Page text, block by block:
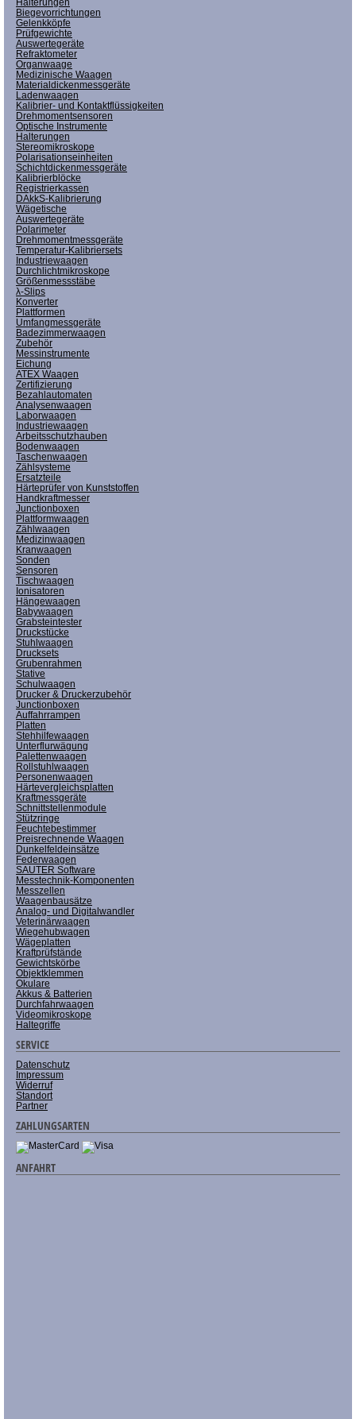
Biegevorrichtungen
Gelenkköpfe
Prüfgewichte
Auswertegeräte
Refraktometer
Organwaage
Medizinische Waagen
Materialdickenmessgeräte
Ladenwaagen
Kalibrier- und Kontaktflüssigkeiten
Drehmomentsensoren
Optische Instrumente
Halterungen
Stereomikroskope
Polarisationseinheiten
Schichtdickenmessgeräte
Kalibrierblöcke
Registrierkassen
DAkkS-Kalibrierung
Wägetische
Auswertegeräte
Polarimeter
Drehmomentmessgeräte
Temperatur-Kalibriersets
Industriewaagen
Durchlichtmikroskope
Größenmessstäbe
λ-Slips
Konverter
Plattformen
Umfangmessgeräte
Badezimmerwaagen
Zubehör
Messinstrumente
Eichung
ATEX Waagen
Zertifizierung
Bezahlautomaten
Analysenwaagen
Laborwaagen
Industriewaagen
Arbeitsschutzhauben
Bodenwaagen
Taschenwaagen
Zählsysteme
Ersatzteile
Härteprüfer von Kunststoffen
Handkraftmesser
Junctionboxen
Plattformwaagen
Zählwaagen
Medizinwaagen
Kranwaagen
Sonden
Sensoren
Tischwaagen
Ionisatoren
Hängewaagen
Babywaagen
Grabsteintester
Druckstücke
Stuhlwaagen
Drucksets
Grubenrahmen
Stative
Schulwaagen
Drucker & Druckerzubehör
Junctionboxen
Auffahrrampen
Platten
Stehhilfewaagen
Unterflurwägung
Palettenwaagen
Rollstuhlwaagen
Personenwaagen
Härtevergleichsplatten
Kraftmessgeräte
Schnittstellenmodule
Stützringe
Feuchtebestimmer
Preisrechnende Waagen
Dunkelfeldeinsätze
Federwaagen
SAUTER Software
Messtechnik-Komponenten
Messzellen
Waagenbausätze
Analog- und Digitalwandler
Veterinärwaagen
Wiegehubwagen
Wägeplatten
Kraftprüfstände
Gewichtskörbe
Objektklemmen
Okulare
Akkus & Batterien
Durchfahrwaagen
Videomikroskope
Haltegriffe
SERVICE
Datenschutz
Impressum
Widerruf
Standort
Partner
ZAHLUNGSARTEN
ANFAHRT